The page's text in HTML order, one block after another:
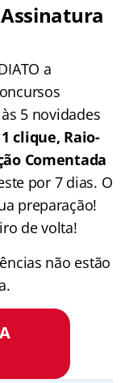
a
5 novidades
clique, Raio-
Comentada
por 7 dias. O
preparação!
de volta!
não estão